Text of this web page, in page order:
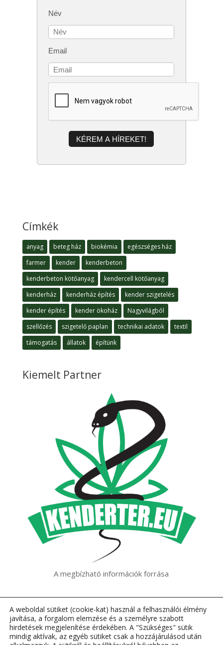
Név
Email
KÉREM A HÍREKET!
Címkék
anyag beteg ház biokémia
egészséges ház
farmer
kender
kenderbeton
kenderbeton kötőanyag
kendercell kötőanyag
kenderház
kenderház építés
kender szigetelés
kender építés
kender ökoház
Nagyvilágból
szellőzés
szigetelő paplan technikai adatok
textil
támogatás
állatok építünk
Kiemelt Partner
A megbízható információk forrása
A weboldal sütiket (cookie-kat) használ a felhasználói élmény
javítása, a forgalom elemzése és a személyre szabott
hirdetések megjelenítése érdekében. A "Szükséges" sütik
mindig aktívak, az egyéb sütiket csak a hozzájárulásod után